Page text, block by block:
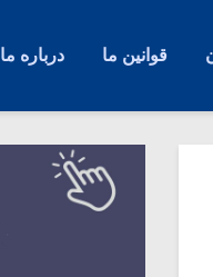
قوانین ما درباره ما